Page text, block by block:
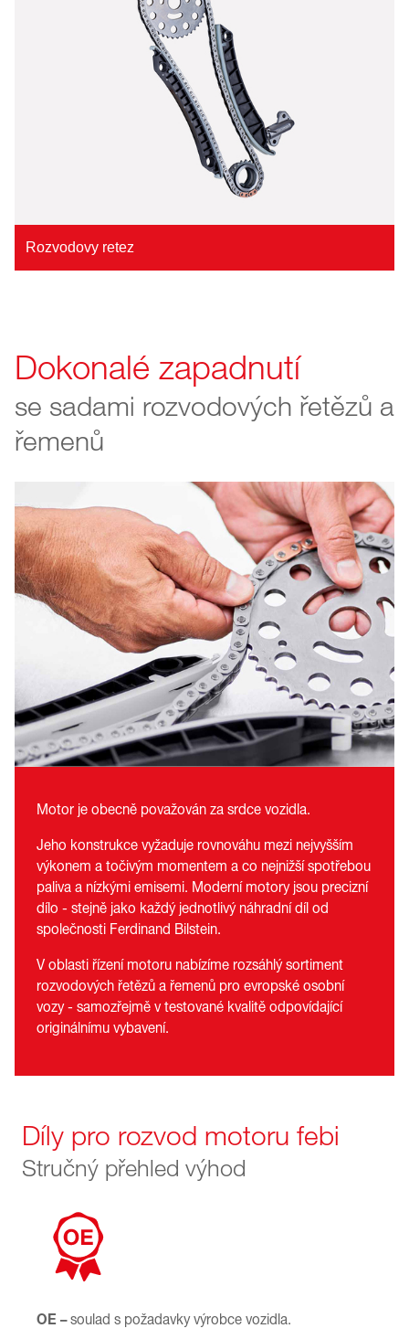
Rozvodovy retez
Dokonalé zapadnutí
se sadami rozvodových řetězů a
řemenů
Motor je obecně považován za srdce vozidla.
Jeho konstrukce vyžaduje rovnováhu mezi nejvyšším
výkonem a točivým momentem a co nejnižší spotřebou
paliva a nízkými emisemi. Moderní motory jsou precizní
dílo - stejně jako každý jednotlivý náhradní díl od
společnosti Ferdinand Bilstein.
V oblasti řízení motoru nabízíme rozsáhlý sortiment
rozvodových řetězů a řemenů pro evropské osobní
vozy - samozřejmě v testované kvalitě odpovídající
originálnímu vybavení.
Díly pro rozvod motoru febi
Stručný přehled výhod
OE –soulad s požadavky výrobce vozidla.